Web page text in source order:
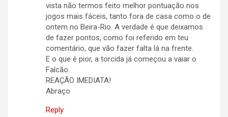
vista não termos feito melhor pontuação nos
jogos mais fáceis, tanto fora de casa como o de
ontem no Beira-Rio. A verdade é que deixamos
de fazer pontos, como foi referido em teu
comentário, que vão fazer falta lá na frente.
E o que é pior, a torcida já começou a vaiar o
Falcão.
REAÇÃO IMEDIATA!
Abraço
Reply